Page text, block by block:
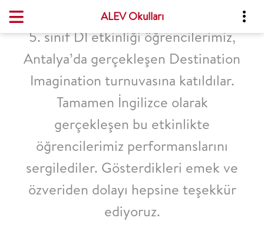
ALEV Okulları
5. sınıf DI etkinliği öğrencilerimiz,
Antalya’da gerçekleşen Destination
Imagination turnuvasına katıldılar.
Tamamen İngilizce olarak
gerçekleşen bu etkinlikte
öğrencilerimiz performanslarını
sergilediler. Gösterdikleri emek ve
özveriden dolayı hepsine teşekkür
ediyoruz.